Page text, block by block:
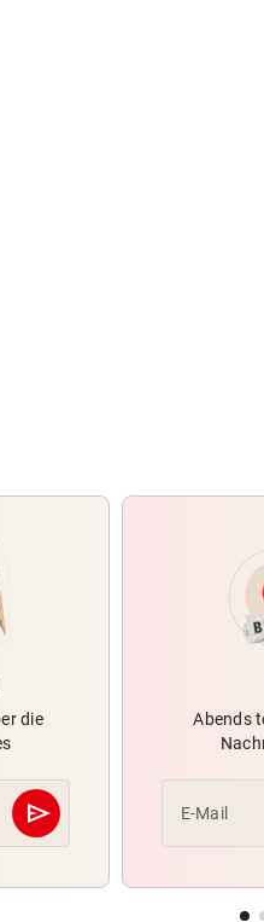
die
send
Abschicken
Abends
E-Mail